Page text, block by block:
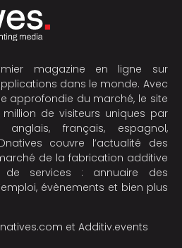
magazine en ligne sur
dans le monde. Avec
approfondie du marché, le site
de visiteurs uniques par
français, espagnol,
couvre l’actualité des
de la fabrication additive
services : annuaire des
évènements et bien plus
et Additiv.events